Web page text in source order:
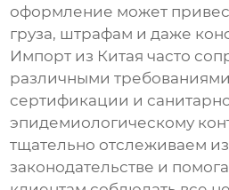
оформление может
груза, штрафам и даже
Импорт из Китая часто
различными
сертификации и
эпидемиологическому
тщательно отслеживаем
законодательстве и